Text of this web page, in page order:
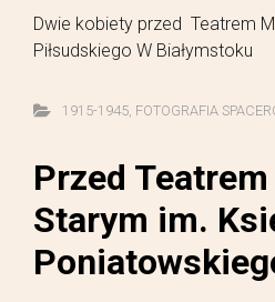
Dwie kobiety przed Teatrem
Piłsudskiego W Białymstoku
1915-1945, FOTOGRAFIA
Przed
Starym im.